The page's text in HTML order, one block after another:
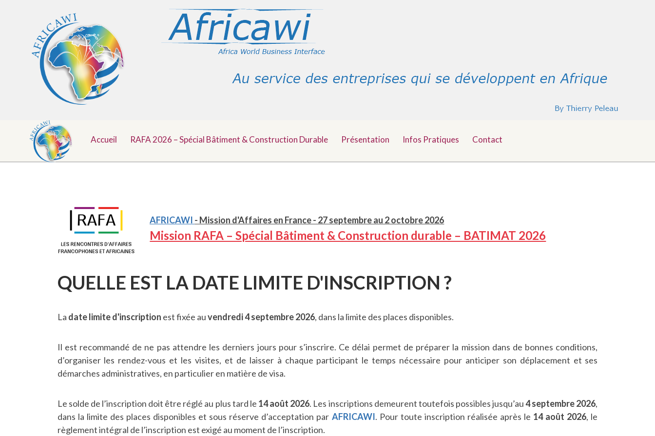
Top
Accueil RAFA 2026 – Spécial Bâtiment & Construction Durable Présentation Infos Pratiques Contact
AFRICAWI - Mission d'Affaires en France - 27 septembre au 2 octobre 2026
Mission RAFA – Spécial Bâtiment & Construction durable – BATIMAT 2026
QUELLE EST LA DATE LIMITE D'INSCRIPTION ?
La date limite d'inscription est fixée auvendredi 4 septembre 2026, dans la limite des places disponibles.
Il est recommandé de ne pas attendre les derniers jours pour s’inscrire. Ce délai permet de préparer la mission dans de bonnes conditions,
d’organiser les rendez-vous et les visites, et de laisser à chaque participant le temps nécessaire pour anticiper son déplacement et ses
démarches administratives, en particulier en matière de visa.
Le solde de l’inscription doit être réglé au plus tard le 14 août 2026. Les inscriptions demeurent toutefois possibles jusqu’au4 septembre 2026,
dans la limite des places disponibles et sous réserve d’acceptation par AFRICAWI. Pour toute inscription réalisée après le 14 août 2026, le
règlement intégral de l’inscription est exigé au moment de l’inscription.